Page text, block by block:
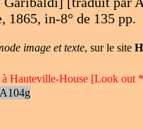
1865, in-8° de 135 pp.
image et texte, sur le site
Hauteville-House [Look out